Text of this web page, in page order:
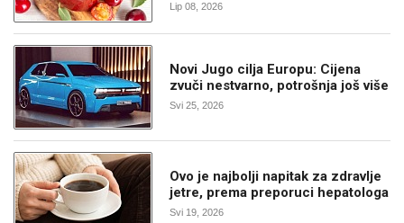
Lip 08, 2026
Novi Jugo cilja Europu: Cijena
zvuči nestvarno, potrošnja još više
Svi 25, 2026
Ovo je najbolji napitak za zdravlje
jetre, prema preporuci hepatologa
Svi 19, 2026